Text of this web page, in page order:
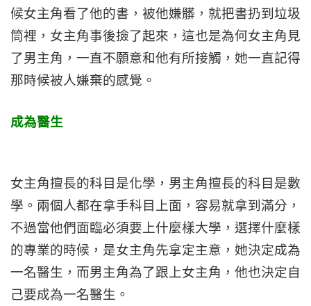
候女主角看了他的書，被他嫌髒，就把書扔到垃圾
筒裡，女主角事後撿了起來，這也是為何女主角見
了男主角，一直不願意和他有所接觸，她一直記得
那時候被人嫌棄的感覺。
成為醫生
女主角擅長的科目是化學，男主角擅長的科目是數
學。兩個人都在拿手科目上面，容易就拿到滿分，
不過當他們面臨必須要上什麼樣大學，選擇什麼樣
的專業的時候，是女主角先拿定主意，她決定成為
一名醫生，而男主角為了跟上女主角，他也決定自
己要成為一名醫生。